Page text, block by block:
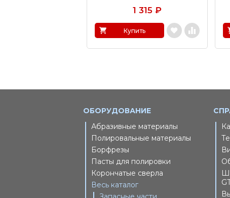
1 315 ₽
Купить
ОБОРУДОВАНИЕ
Абразивные материалы
Полировальные материалы
Борфрезы
Пасты для полировки
Корончатые сверла
Весь каталог